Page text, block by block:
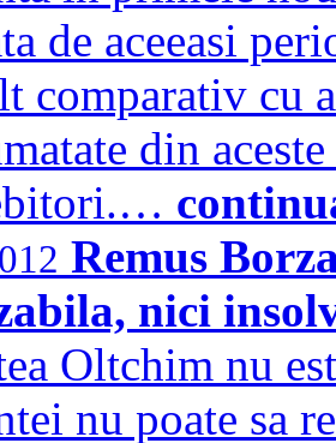
de aceeasi
comparativ cu
din
Remus
nici
Oltchim nu
nu poate sa